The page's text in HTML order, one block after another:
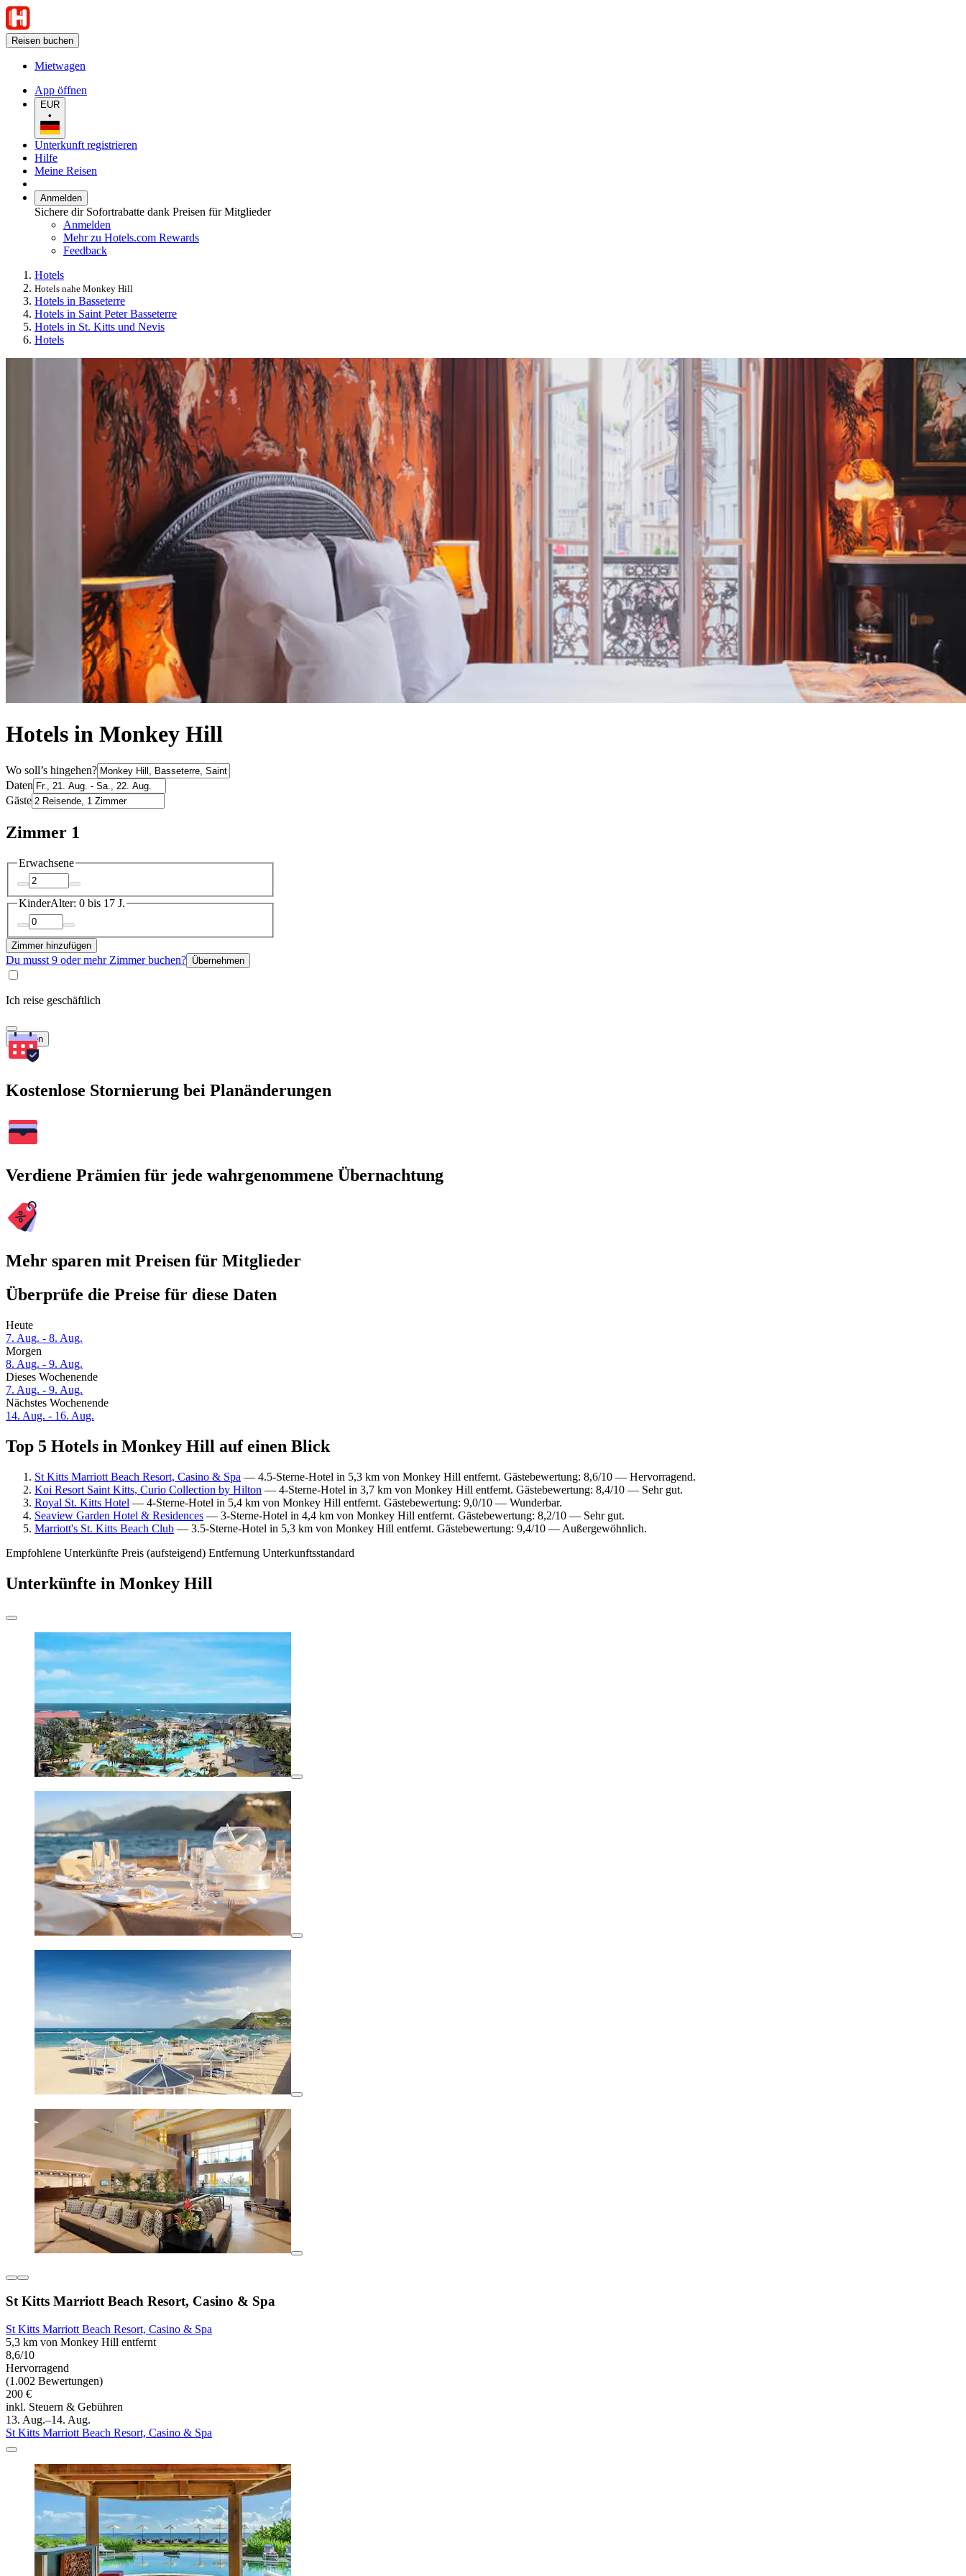
Reisen buchen
Mietwagen
App öffnen
EUR
•
Unterkunft registrieren
Hilfe
Meine Reisen
Anmelden
Sichere dir Sofortrabatte dank Preisen für Mitglieder
Anmelden
Mehr zu Hotels.com Rewards
Feedback
Hotels
Hotels nahe Monkey Hill
Hotels in Basseterre
Hotels in Saint Peter Basseterre
Hotels in St. Kitts und Nevis
Hotels
Hotels in Monkey Hill
Wo soll’s hingehen?
Daten
Gäste
Zimmer 1
Erwachsene
KinderAlter: 0 bis 17 J.
Zimmer hinzufügen
Du musst 9 oder mehr Zimmer buchen? Übernehmen
Ich reise geschäftlich
Suchen
Kostenlose Stornierung bei Planänderungen
Verdiene Prämien für jede wahrgenommene Übernachtung
Mehr sparen mit Preisen für Mitglieder
Überprüfe die Preise für diese Daten
Heute
7. Aug. - 8. Aug.
Morgen
8. Aug. - 9. Aug.
Dieses Wochenende
7. Aug. - 9. Aug.
Nächstes Wochenende
14. Aug. - 16. Aug.
Top 5 Hotels in Monkey Hill auf einen Blick
St Kitts Marriott Beach Resort, Casino & Spa — 4.5-Sterne-Hotel in 5,3 km von Monkey Hill entfernt. Gästebewertung: 8,6/10 — Hervorragend.
Koi Resort Saint Kitts, Curio Collection by Hilton — 4-Sterne-Hotel in 3,7 km von Monkey Hill entfernt. Gästebewertung: 8,4/10 — Sehr gut.
Royal St. Kitts Hotel — 4-Sterne-Hotel in 5,4 km von Monkey Hill entfernt. Gästebewertung: 9,0/10 — Wunderbar.
Seaview Garden Hotel & Residences — 3-Sterne-Hotel in 4,4 km von Monkey Hill entfernt. Gästebewertung: 8,2/10 — Sehr gut.
Marriott's St. Kitts Beach Club — 3.5-Sterne-Hotel in 5,3 km von Monkey Hill entfernt. Gästebewertung: 9,4/10 — Außergewöhnlich.
Empfohlene Unterkünfte Preis (aufsteigend) Entfernung Unterkunftsstandard
Unterkünfte in Monkey Hill
St Kitts Marriott Beach Resort, Casino & Spa
St Kitts Marriott Beach Resort, Casino & Spa
5,3 km von Monkey Hill entfernt
8,6/10
Hervorragend
(1.002 Bewertungen)
200 €
inkl. Steuern & Gebühren
13. Aug.–14. Aug.
St Kitts Marriott Beach Resort, Casino & Spa